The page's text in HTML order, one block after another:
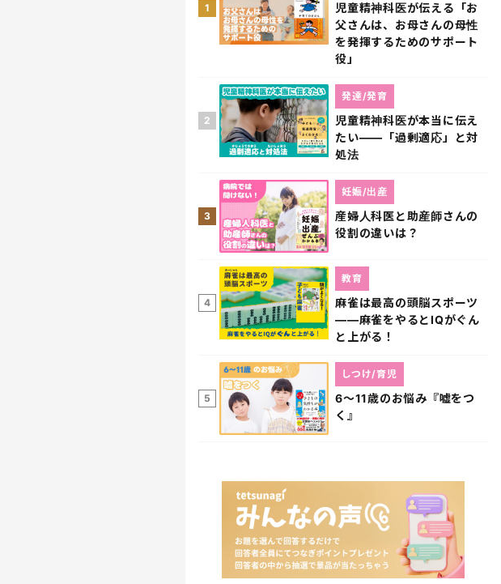
1
児童精神科医が伝える「お
父さんは、お母さんの母性
を発揮するためのサポート
役」
2
児童精神科医が本当に伝え
たい――「過剰適応」と対
処法
発達/発育
3
産婦人科医と助産師さんの
役割の違いは？
妊娠/出産
4
麻雀は最高の頭脳スポーツ
――麻雀をやるとIQがぐん
と上がる！
教育
5
6～11歳のお悩み『嘘をつ
く』
しつけ/育児